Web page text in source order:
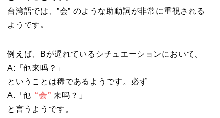
台湾語では、”会” のような助動詞が非常に重視される
ようです。
例えば、Bが遅れているシチュエーションにおいて、
A:「他来吗？」
ということは稀であるようです。必ず
A:「他 “会” 来吗？」
と言うようです。